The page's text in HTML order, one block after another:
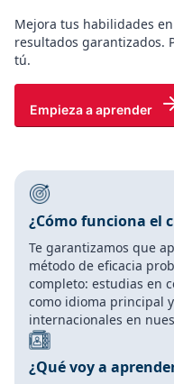
Mejora tus habilidades
resultados garantizados.
tú.
Empieza a aprender
¿Cómo funciona el
Te garantizamos que
método de eficacia
completo: estudias en
como idioma principal
internacionales en
¿Qué voy a